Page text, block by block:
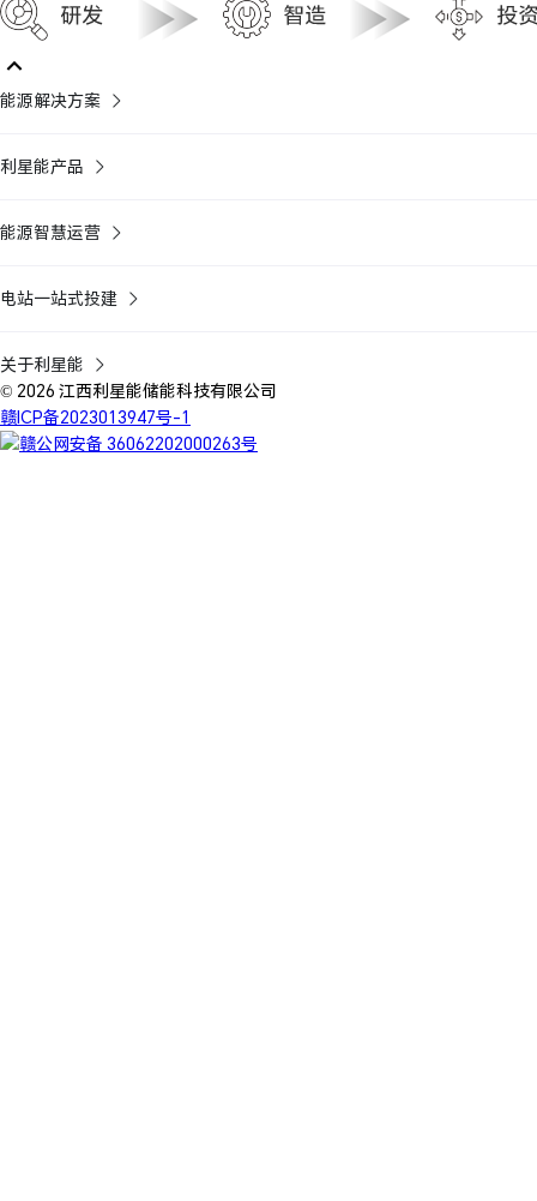
能源解决方案
利星能产品
能源智慧运营
电站一站式投建
关于利星能
© 2026 江西利星能储能科技有限公司
赣ICP备2023013947号-1
赣公网安备 36062202000263号